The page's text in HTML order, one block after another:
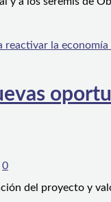
0
del proyecto y